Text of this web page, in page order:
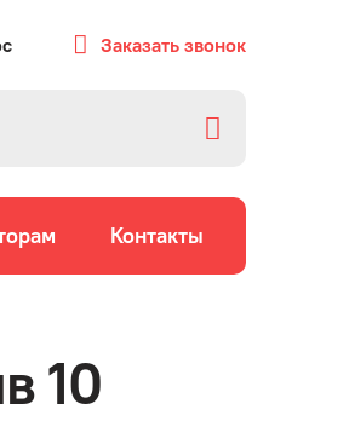
Заказать звонок
Контакты
10